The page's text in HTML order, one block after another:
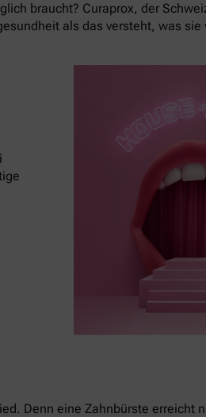
braucht? Curaprox, der
als das versteht, was
Denn eine Zahnbürste erreicht